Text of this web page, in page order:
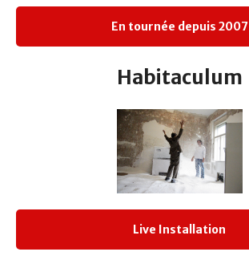
En tournée depuis 2007
Habitaculum
Live Installation